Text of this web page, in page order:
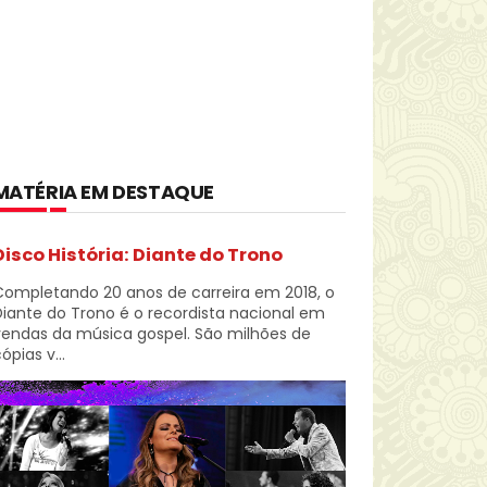
EM DESTAQUE
História: Diante do Trono
20 anos de carreira em 2018, o
do Trono é o recordista nacional em
da música gospel. São milhões de
v...